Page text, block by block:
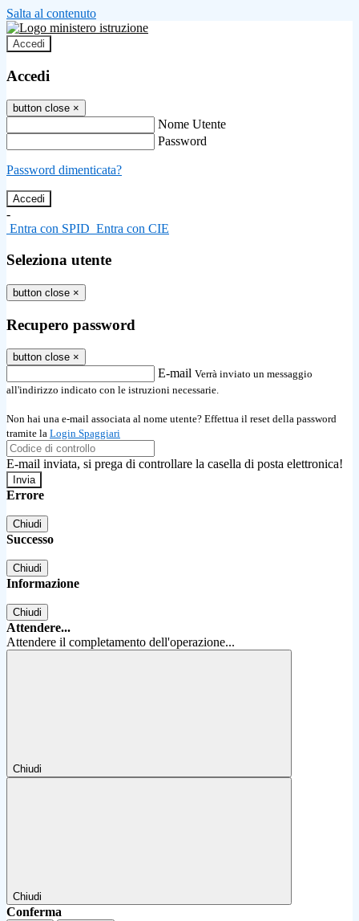
Salta al contenuto
Accedi
Accedi
button close ×
Nome Utente
Password
Password dimenticata?
-
Entra con SPID Entra con CIE
Seleziona utente
button close ×
Recupero password
button close ×
E-mail Verrà inviato un messaggio
all'indirizzo indicato con le istruzioni necessarie.
Non hai una e-mail associata al nome utente? Effettua il reset della password
tramite la Login Spaggiari
E-mail inviata, si prega di controllare la casella di posta elettronica!
Errore
Chiudi
Successo
Chiudi
Informazione
Chiudi
Attendere...
Attendere il completamento dell'operazione...
Chiudi
Chiudi
Conferma